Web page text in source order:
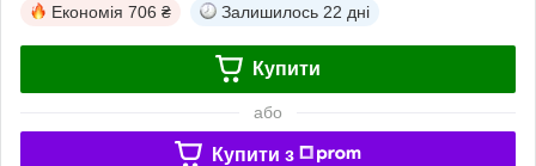
Економія 706 ₴ Залишилось 22 дні
Купити
або
Купити з